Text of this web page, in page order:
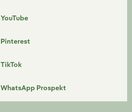
YouTube
Pinterest
TikTok
WhatsApp Prospekt